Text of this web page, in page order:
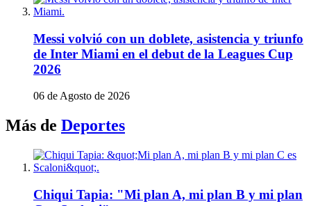
Messi volvió con un doblete, asistencia y triunfo
de Inter Miami en el debut de la Leagues Cup
2026
06 de Agosto de 2026
Más de Deportes
Chiqui Tapia: "Mi plan A, mi plan B y mi plan